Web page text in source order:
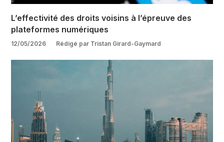
L’effectivité des droits voisins à l’épreuve des
plateformes numériques
12/05/2026 Rédigé par Tristan Girard-Gaymard